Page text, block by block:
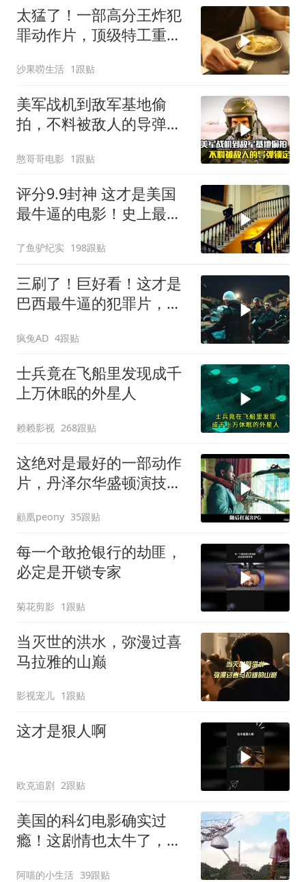
太猛了！一部高分王炸犯
罪动作片，顶级特工重出
沙果唠生活 1跟贴
美军战机到敌军基地偷
拍，不料被敌人的导弹锁
憨哥哥电影 1跟贴
评分9.9封神 这才是美国
最牛逼的电影！史上最高
了鱼驴纪实 198跟贴
三刷了！巨好看！这才是
巴西最牛逼的犯罪片，史
疯兔AD 4跟贴
士兵竟在飞船里发现成千
上万休眠的外星人
赖赖影视 268跟贴
这绝对是最好的一部动作
片，丹泽尔华盛顿演技出
顧凰peony 35跟贴
每一个敢抢银行的劫匪，
必定是开锁专家
菊花剪影 1跟贴
当灭世的洪水，弥漫过喜
马拉雅的山巅
影视宠儿 1跟贴
这才是狠人啊
欧克追剧 2跟贴
美国的科幻电影确实过
瘾！这剧情也太牛了，连
阿喵的小生活 39跟贴